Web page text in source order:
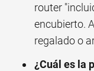
router
encubierto.
regalado o
¿Cuál es la